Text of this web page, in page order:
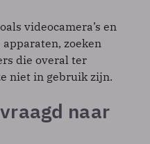
videocamera’s en
apparaten, zoeken
die overal ter
niet in gebruik zijn.
naar